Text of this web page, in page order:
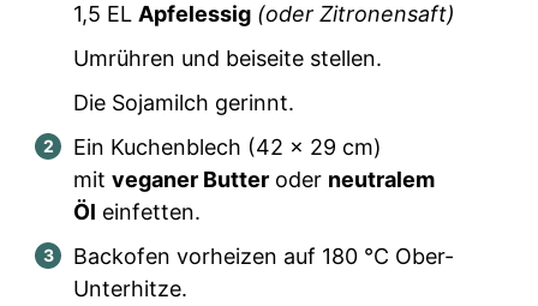
1,5 EL Apfelessig (oder Zitronensaft)
Umrühren und beiseite stellen.
Die Sojamilch gerinnt.
Ein Kuchenblech (42 x 29 cm)
mit veganer Butter oder neutralem
Öl einfetten.
Backofen vorheizen auf 180 °C Ober-
Unterhitze.